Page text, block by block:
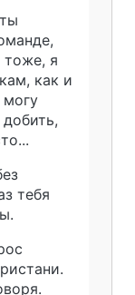
я
как и
могу
тебя